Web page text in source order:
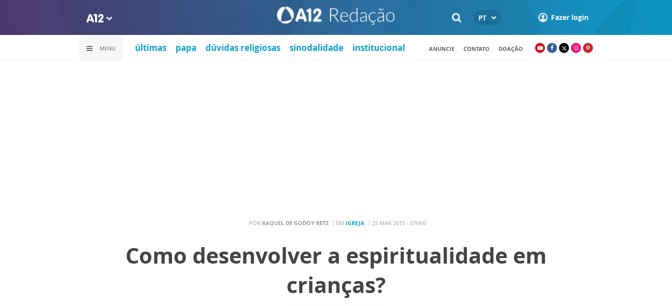
PT Fazer login
MENU últimas papa dúvidas religiosas sinodalidade institucional ANUNCIE CONTATO DOAÇÃO
POR RAQUEL DE GODOY RETZ EM IGREJA 25 MAR 2015 - 07H00
Como desenvolver a espiritualidade em
crianças?